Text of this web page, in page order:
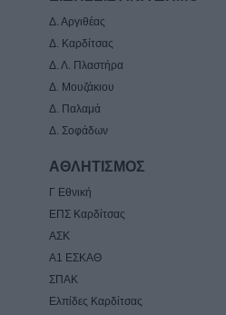
Δ. Αργιθέας
Δ. Καρδίτσας
Δ. Λ. Πλαστήρα
Δ. Μουζάκιου
Δ. Παλαμά
Δ. Σοφάδων
ΑΘΛΗΤΙΣΜΟΣ
Γ Εθνική
ΕΠΣ Καρδίτσας
ΑΣΚ
Α1 ΕΣΚΑΘ
ΣΠΑΚ
Ελπίδες Καρδίτσας